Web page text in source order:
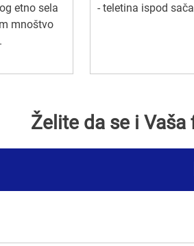
etno sela
mnoštvo
- teletina ispod
Želite da se i